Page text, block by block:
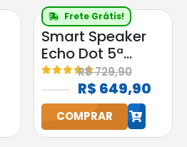
h
Frete Grátis!
Smart Speaker
Echo Dot 5ª
Geração
Amazon com
Alexa Preta
out of 5
R$729,90
R$ 649,90
COMPRAR